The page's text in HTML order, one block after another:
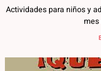
Actividades para niños y